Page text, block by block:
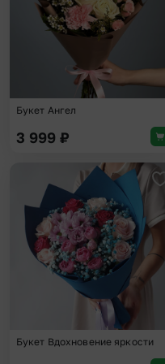
Букет Ангел
3 999 ₽
Букет Вдохновение яркости